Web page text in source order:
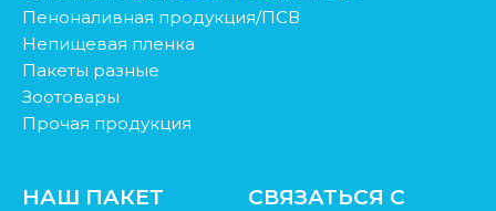
Пеноналивная продукция/ПСВ
Непищевая пленка
Пакеты разные
Зоотовары
Прочая продукция
НАШ ПАКЕТ
СВЯЗАТЬСЯ С